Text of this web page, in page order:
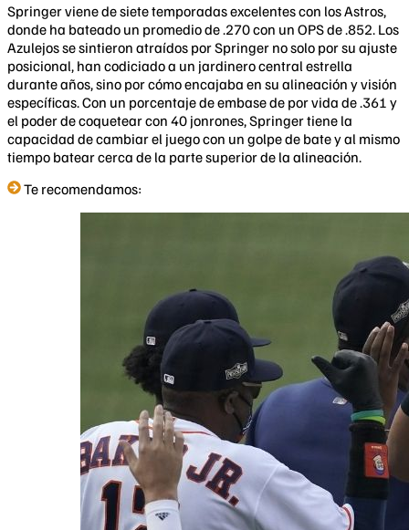
Springer viene de siete temporadas excelentes con los Astros,
donde ha bateado un promedio de .270 con un OPS de .852. Los
Azulejos se sintieron atraídos por Springer no solo por su ajuste
posicional, han codiciado a un jardinero central estrella
durante años, sino por cómo encajaba en su alineación y visión
específicas. Con un porcentaje de embase de por vida de .361 y
el poder de coquetear con 40 jonrones, Springer tiene la
capacidad de cambiar el juego con un golpe de bate y al mismo
tiempo batear cerca de la parte superior de la alineación.
Te recomendamos: